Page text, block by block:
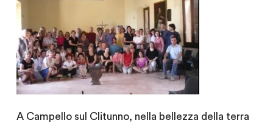
A Campello sul Clitunno, nella bellezza della terra